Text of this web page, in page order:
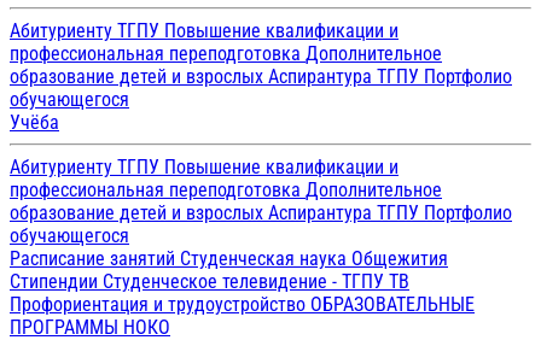
Абитуриенту ТГПУ Повышение квалификации и
профессиональная переподготовка Дополнительное
образование детей и взрослых Аспирантура ТГПУ Портфолио
обучающегося
Учёба
Абитуриенту ТГПУ Повышение квалификации и
профессиональная переподготовка Дополнительное
образование детей и взрослых Аспирантура ТГПУ Портфолио
обучающегося
Расписание занятий Студенческая наука Общежития
Стипендии Студенческое телевидение - ТГПУ ТВ
Профориентация и трудоустройство ОБРАЗОВАТЕЛЬНЫЕ
ПРОГРАММЫ НОКО